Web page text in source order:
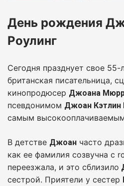
День рождения
Роулинг
Сегодня празднует свое 55-
британская писательница,
кинопродюсер Джоана
псевдонимом Джоан Кэтлин
самым
В детстве Джоан часто
как ее фамилия созвучна с
переезжала, и это сблизило
сестрой. Приятели у сестер